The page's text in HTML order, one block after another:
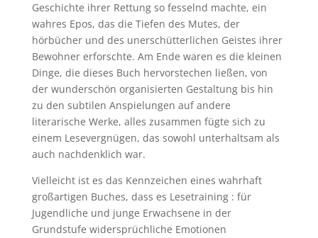
Geschichte ihrer Rettung so fesselnd machte, ein
wahres Epos, das die Tiefen des Mutes, der
hörbücher und des unerschütterlichen Geistes ihrer
Bewohner erforschte. Am Ende waren es die kleinen
Dinge, die dieses Buch hervorstechen ließen, von
der wunderschön organisierten Gestaltung bis hin
zu den subtilen Anspielungen auf andere
literarische Werke, alles zusammen fügte sich zu
einem Lesevergnügen, das sowohl unterhaltsam als
auch nachdenklich war.
Vielleicht ist es das Kennzeichen eines wahrhaft
großartigen Buches, dass es Lesetraining : für
Jugendliche und junge Erwachsene in der
Grundstufe widersprüchliche Emotionen